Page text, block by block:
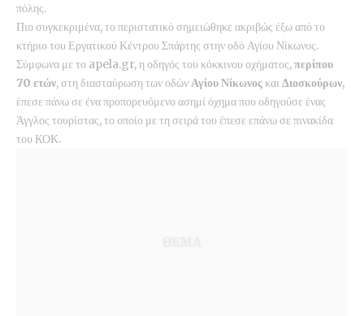
πόλης.
Πιο συγκεκριμένα, το περιστατικό σημειώθηκε ακριβώς έξω από το
κτήριο του Εργατικού Κέντρου Σπάρτης στην οδό Αγίου Νίκωνος.
Σύμφωνα με το apela.gr, η οδηγός του κόκκινου οχήματος,περίπου
70 ετών, στη διασταύρωση των οδώνΑγίου Νίκωνος καιΔιοσκούρων,
έπεσε πάνω σε ένα προπορευόμενο ασημί όχημα που οδηγούσε ένας
Άγγλος τουρίστας, το οποίο με τη σειρά του έπεσε επάνω σε πινακίδα
του ΚΟΚ.